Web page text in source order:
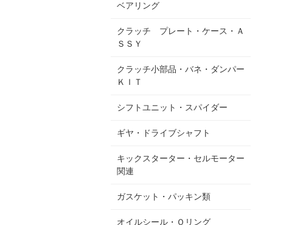
ベアリング
クラッチ プレート・ケース・Ａ
ＳＳＹ
クラッチ小部品・バネ・ダンパー
ＫＩＴ
シフトユニット・スパイダー
ギヤ・ドライブシャフト
キックスターター・セルモーター
関連
ガスケット・パッキン類
オイルシール・Ｏリング